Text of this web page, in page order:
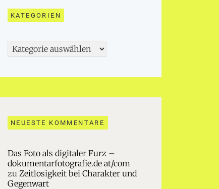
KATEGORIEN
Kategorien
NEUESTE KOMMENTARE
Das Foto als digitaler Furz –
dokumentarfotografie.de at/com
zu Zeitlosigkeit bei Charakter und
Gegenwart